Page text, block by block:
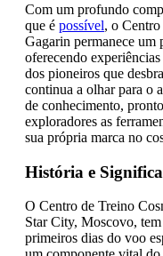
Com um profundo
que é possível, o
Gagarin permanece um
oferecendo
dos pioneiros que
continua a olhar para o
de conhecimento,
exploradores as
sua própria marca no
História e
O Centro de Treino
Star City, Moscovo,
primeiros dias do voo